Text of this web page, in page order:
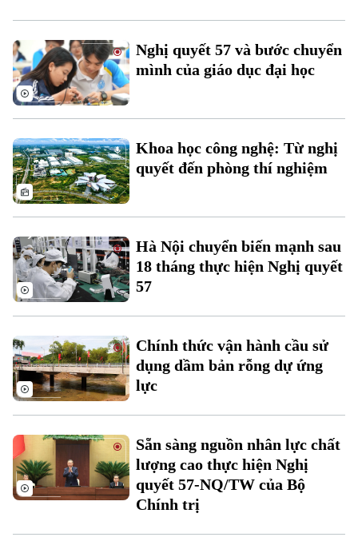
Xu hướng
Chuyên mục
Nghị quyết 57 và bước chuyển
mình của giáo dục đại học
Khoa học công nghệ: Từ nghị
quyết đến phòng thí nghiệm
Hà Nội chuyển biến mạnh sau
18 tháng thực hiện Nghị quyết
57
Chính thức vận hành cầu sử
dụng dầm bản rỗng dự ứng
lực
Sẵn sàng nguồn nhân lực chất
lượng cao thực hiện Nghị
quyết 57-NQ/TW của Bộ
Chính trị